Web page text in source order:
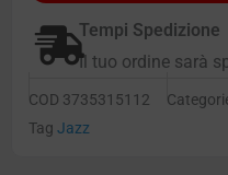
Tempi Spedizione
Il tuo ordine sarà
COD 3735315112
Tag Jazz